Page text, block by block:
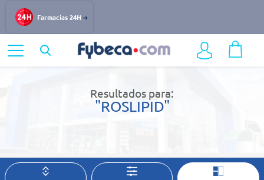
Farmacias 24H
Resultados de búsqueda
Resultados para:
"ROSLIPID"